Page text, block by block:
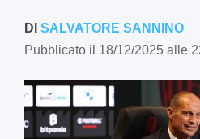
DI SALVATORE SANNINO
Pubblicato il 18/12/2025 alle